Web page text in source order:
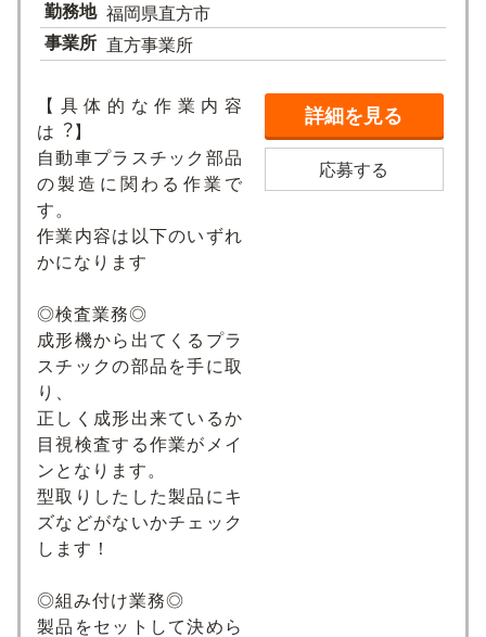
勤務地 福岡県直方市
事業所 直方事業所
【具体的な作業内容
は︖】
⾃動⾞プラスチック部品
の製造に関わる作業で
す。
作業内容は以下のいずれ
かになります
◎検査業務◎
成形機から出てくるプラ
スチックの部品を⼿に取
り、
正しく成形出来ているか
⽬視検査する作業がメイ
ンとなります。
型取りしたした製品にキ
ズなどがないかチェック
します！
◎組み付け業務◎
製品をセットして決めら
詳細を見る
応募する